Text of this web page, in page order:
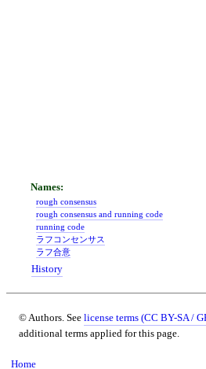
rough consensus
rough consensus and running code
running code
ラフコンセンサス
ラフ合意
History
© Authors. See license terms (CC BY-SA /
additional terms applied for this page.
Home